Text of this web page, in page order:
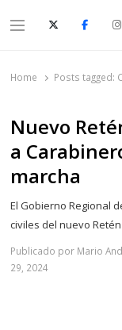
Menu
Home Posts tagged:
Nuevo
a
marcha
El Gobierno Regional
civiles del nuevo
Publicado por Mario
29, 2024